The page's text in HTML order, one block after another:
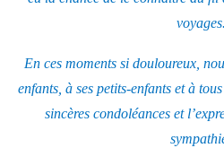
voyages.
En ces moments si douloureux,
enfants, à ses petits-enfants et à
sincères condoléances et